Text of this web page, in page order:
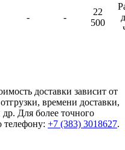
- -
22
500
доставки зависит от
времени доставки,
Для более точного
телефону: +7 (383) 3018627.